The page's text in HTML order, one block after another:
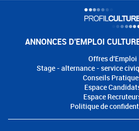
ANNONCES D'EMPLOI
Offres d'Emploi
Stage - alternance - service
Conseils
Espace
Espace
Politique de